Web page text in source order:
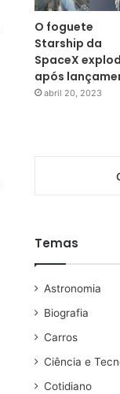
O foguete
Starship da
SpaceX
após
abril 20, 2023
Temas
Astronomia
Biografia
Carros
Ciência e
Cotidiano